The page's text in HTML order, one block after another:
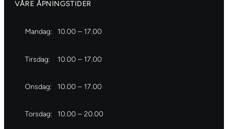
VÅRE ÅPNINGSTIDER
Mandag: 10.00 – 17.00
Tirsdag: 10.00 – 17.00
Onsdag: 10.00 – 17.00
Torsdag: 10.00 – 20.00